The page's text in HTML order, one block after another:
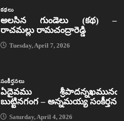
కథలు
అలసిన గుండెలు (కథ) –
రాచమల్లు రామచంద్రారెడ్డి
Tuesday, April 7, 2026
సంకీర్తనలు
ఏదైవము శ్రీపాదన్నఖమునఁ
బుట్టినగంగ – అన్నమయ్య సంకీర్తన
Saturday, April 4, 2026